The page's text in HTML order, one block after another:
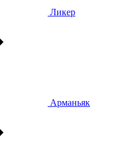
Ликер
Арманьяк